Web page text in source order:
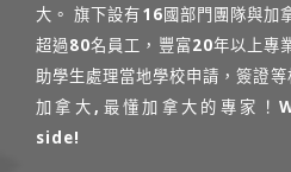
大。 旗下設有16國部門團隊與加
超過80名員工，豐富20年以上專
助學生處理當地學校申請，簽證
加拿大,最懂加拿大的專家
side!